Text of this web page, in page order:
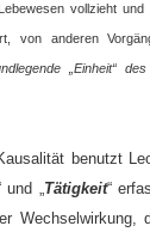
vollzieht
von anderen
„Einheit“
benutzt
und „Tätigkeit“
Wechselwirkung,